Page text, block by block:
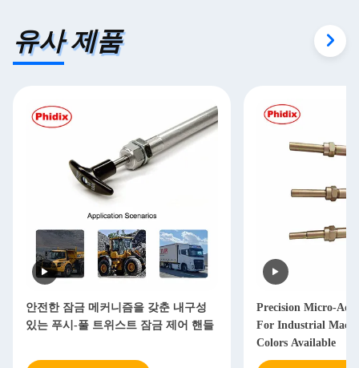
유사 제품
안전한 잠금 메커니즘을 갖춘 내구성
있는 푸시-풀 트위스트 잠금 제어 핸들
Precision Micro-
For Industrial
Colors Available